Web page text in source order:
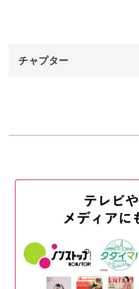
すよね。
可愛くなりること間違いなし
それにスタンプだから、ひ
だけでOKなのも魅力的♪
彫る角度は斜め45度でV
チャプター
試し押しをして微調整する
持ち手の木を準備する
持ち手をつける
完成♪